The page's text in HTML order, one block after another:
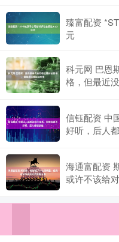
臻富配资
元
科元网 巴恩
格，但最近
信钰配资 中
好听，后人
海通富配资
或许不该给